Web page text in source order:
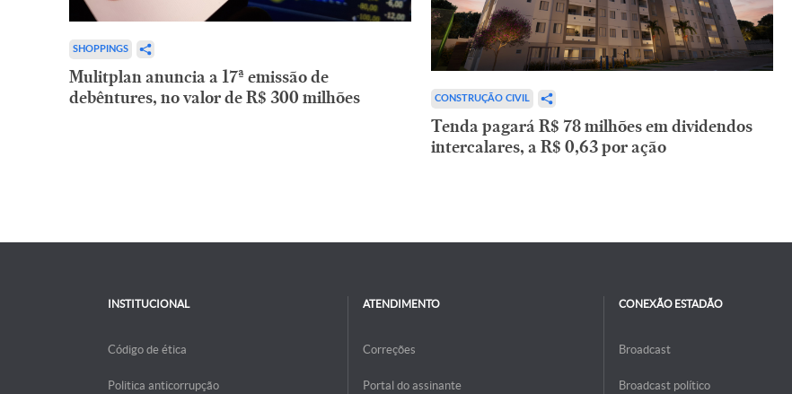
SHOPPINGS
Mulitplan anuncia a 17ª emissão de
debêntures, no valor de R$ 300 milhões
CONSTRUÇÃO CIVIL
Tenda pagará R$ 78 milhões em dividendos
intercalares, a R$ 0,63 por ação
INSTITUCIONAL
Código de ética
Politica anticorrupção
ATENDIMENTO
Correções
Portal do assinante
CONEXÃO ESTADÃO
Broadcast
Broadcast político